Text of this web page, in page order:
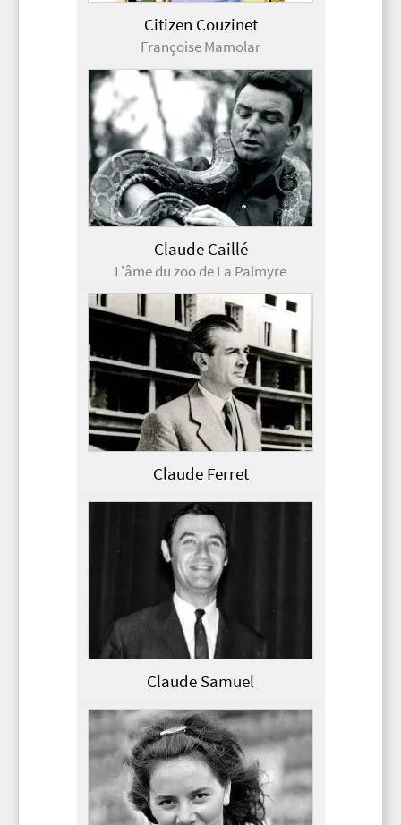
Citizen Couzinet
Françoise Mamolar
Claude Caillé
L'âme du zoo de La Palmyre
Claude Ferret
Claude Samuel